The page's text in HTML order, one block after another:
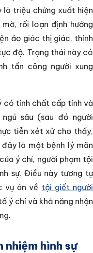
triệu chứng xuất hiện
rối loạn định hướng
ảo giác thị giác, thính
độ. Trạng thái này có
tấn công người xung
có tính chất cấp tính và
sâu (sau đó người
tiễn xét xử cho thấy,
là một bệnh lý mãn
ý chí, người phạm tội
sự. Điều này tương tự
vụ án về tội giết người
ý chí và khả năng nhận
hình sự